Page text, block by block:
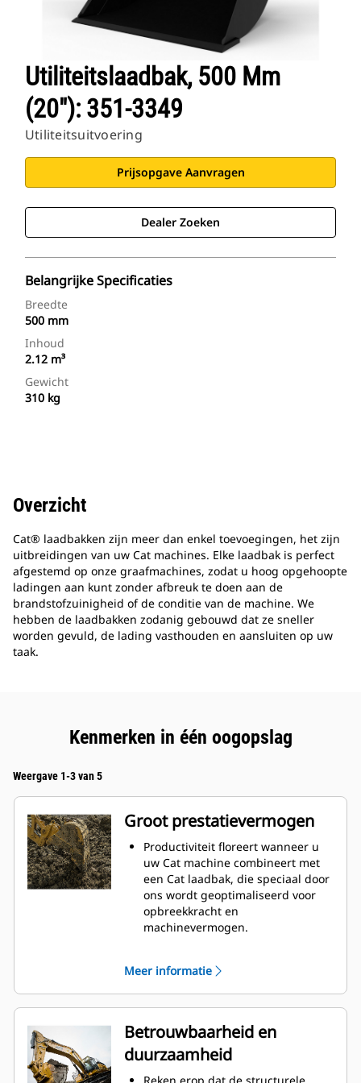
Utiliteitslaadbak, 500 Mm
(20"): 351-3349
Utiliteitsuitvoering
Prijsopgave Aanvragen
Dealer Zoeken
Belangrijke Specificaties
Breedte
500 mm
Inhoud
2.12 m³
Gewicht
310 kg
Overzicht
Cat® laadbakken zijn meer dan enkel toevoegingen, het zijn
uitbreidingen van uw Cat machines. Elke laadbak is perfect
afgestemd op onze graafmachines, zodat u hoog opgehoopte
ladingen aan kunt zonder afbreuk te doen aan de
brandstofzuinigheid of de conditie van de machine. We
hebben de laadbakken zodanig gebouwd dat ze sneller
worden gevuld, de lading vasthouden en aansluiten op uw
taak.
Kenmerken in één oogopslag
Weergave 1-3 van 5
Groot prestatievermogen
Productiviteit floreert wanneer u
uw Cat machine combineert met
een Cat laadbak, die speciaal door
ons wordt geoptimaliseerd voor
opbreekkracht en
machinevermogen.
materiaalstroom in de laadbak. De
extra ruimte voor de hiel zorgt
ervoor dat de bodem van de
laadbak niet blijft slepen,
waardoor de onderhoudskosten
worden verminderd.
Het brandstofverbruik is het
Meer informatie
Betrouwbaarheid en
duurzaamheid